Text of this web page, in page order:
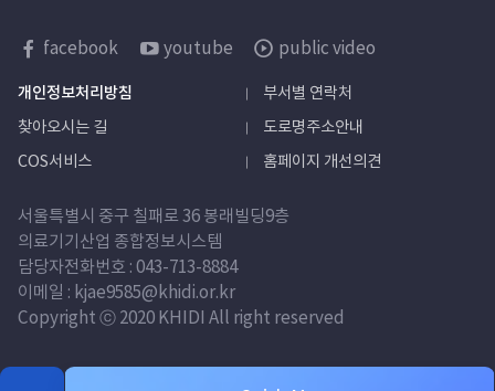
한국보건산업진흥원
sns
바로가기
facebook youtube public video
개인정보처리방침
부서별 연락처
찾아오시는 길
도로명주소안내
COS서비스
홈페이지 개선의견
서울특별시 중구 칠패로 36 봉래빌딩9층
의료기기산업 종합정보시스템
담당자전화번호 : 043-713-8884
이메일 : kjae9585@khidi.or.kr
Copyright ⓒ 2020 KHIDI All right reserved